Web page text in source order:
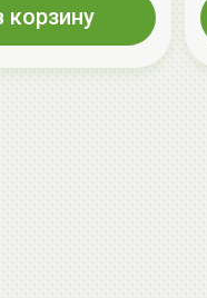
корзину